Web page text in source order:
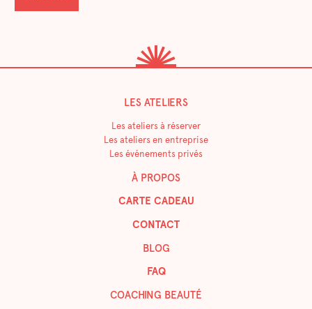
LES ATELIERS
Les ateliers à réserver
Les ateliers en entreprise
Les événements privés
À PROPOS
CARTE CADEAU
CONTACT
BLOG
FAQ
COACHING BEAUTÉ